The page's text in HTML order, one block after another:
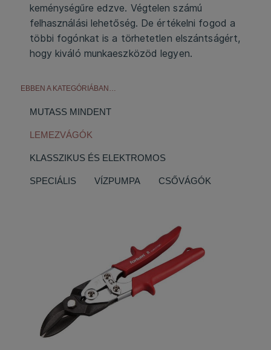
keménységűre edzve. Végtelen számú
felhasználási lehetőség. De értékelni fogod a
többi fogónkat is a törhetetlen elszántságért,
hogy kiváló munkaeszközöd legyen.
EBBEN A KATEGÓRIÁBAN…
MUTASS MINDENT
LEMEZVÁGÓK
KLASSZIKUS ÉS ELEKTROMOS
SPECIÁLIS VÍZPUMPA CSŐVÁGÓK